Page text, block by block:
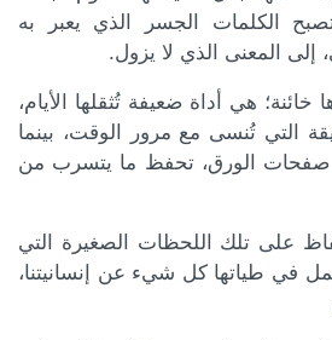
الكلمات الجسر الذي يعبر به
إلى المعنى الذي لا يزول.
هي أداة ضعيفة تُثقلها الأيام،
التي تُنسى مع مرور الوقت، بينما
صفحات الورق، تحفظ ما يتسرب من
على تلك اللحظات الصغيرة التي
في طياتها كل شيء عن إنسانيتنا،